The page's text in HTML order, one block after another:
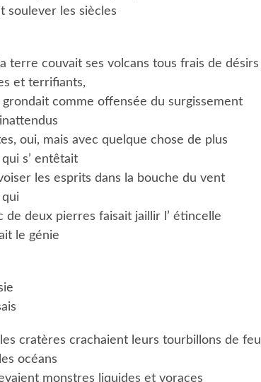
soulever les siècles
terre couvait ses volcans tous frais de désirs
et terrifiants,
grondait comme offensée du surgissement
oui, mais avec quelque chose de plus
s’ entêtait
les esprits dans la bouche du vent
qui
de deux pierres faisait jaillir l’ étincelle
le génie
cratères crachaient leurs tourbillons de feu
océans
monstres liquides et voraces